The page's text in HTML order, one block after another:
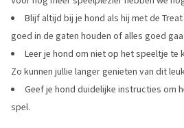
Blijf altijd bij je hond als hij met de
goed in de gaten houden of alles goed
Leer je hond om niet op het speeltje te
Zo kunnen jullie langer genieten van dit
Geef je hond duidelijke instructies om
spel.